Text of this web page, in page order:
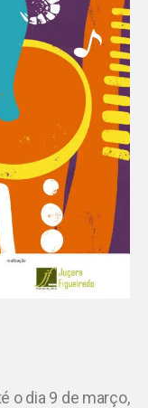
o dia 9 de março,